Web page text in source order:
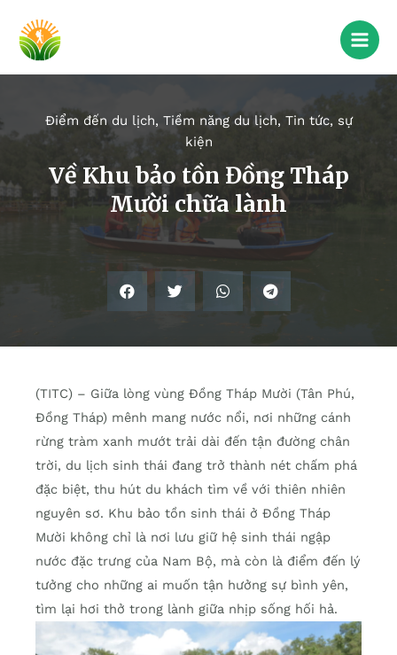
Điểm đến du lịch, Tiềm năng du lịch, Tin tức, sự
kiện
Về Khu bảo tồn Đồng Tháp
Mười chữa lành
(TITC) – Giữa lòng vùng Đồng Tháp Mười (Tân Phú,
Đồng Tháp) mênh mang nước nổi, nơi những cánh
rừng tràm xanh mướt trải dài đến tận đường chân
trời, du lịch sinh thái đang trở thành nét chấm phá
đặc biệt, thu hút du khách tìm về với thiên nhiên
nguyên sơ. Khu bảo tồn sinh thái ở Đồng Tháp
Mười không chỉ là nơi lưu giữ hệ sinh thái ngập
nước đặc trưng của Nam Bộ, mà còn là điểm đến lý
tưởng cho những ai muốn tận hưởng sự bình yên,
tìm lại hơi thở trong lành giữa nhịp sống hối hả.